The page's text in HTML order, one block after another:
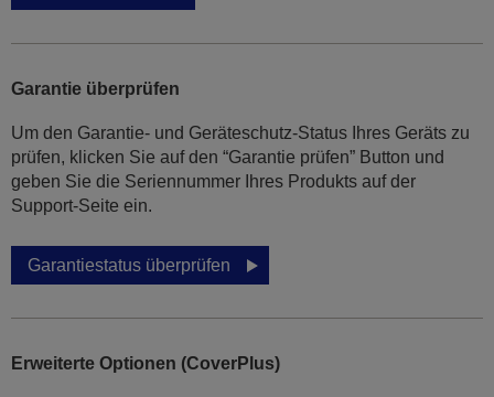
Garantie überprüfen
Um den Garantie- und Geräteschutz-Status Ihres Geräts zu
prüfen, klicken Sie auf den “Garantie prüfen” Button und
geben Sie die Seriennummer Ihres Produkts auf der
Support-Seite ein.
Garantiestatus überprüfen
Erweiterte Optionen (CoverPlus)